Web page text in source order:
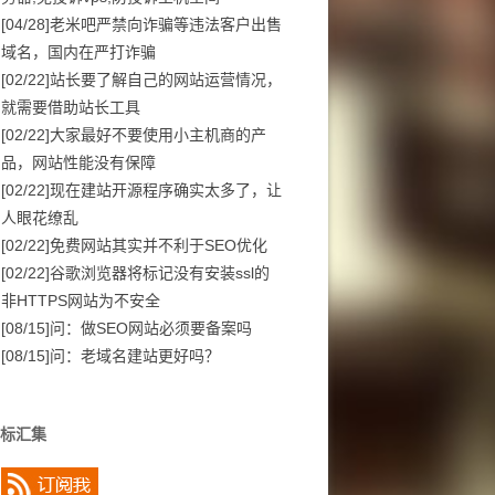
[04/28]老米吧严禁向诈骗等违法客户出售
域名，国内在严打诈骗
[02/22]站长要了解自己的网站运营情况，
就需要借助站长工具
[02/22]大家最好不要使用小主机商的产
品，网站性能没有保障
[02/22]现在建站开源程序确实太多了，让
人眼花缭乱
[02/22]免费网站其实并不利于SEO优化
[02/22]谷歌浏览器将标记没有安装ssl的
非HTTPS网站为不安全
[08/15]问：做SEO网站必须要备案吗
[08/15]问：老域名建站更好吗？
汇集